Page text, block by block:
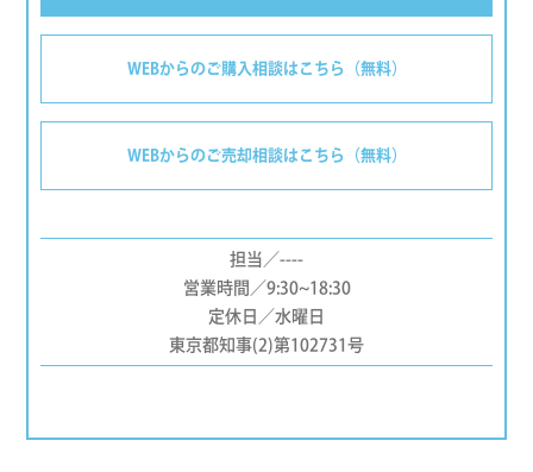
WEBからのご購入相談はこちら（無料）
WEBからのご売却相談はこちら（無料）
担当／----
営業時間／9:30~18:30
定休日／水曜日
東京都知事(2)第102731号